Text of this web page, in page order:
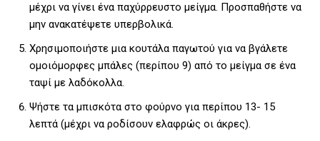
μέχρι να γίνει ένα παχύρρευστο μείγμα. Προσπαθήστε να
μην ανακατέψετε υπερβολικά.
Χρησιμοποιήστε μια κουτάλα παγωτού για να βγάλετε
ομοιόμορφες μπάλες (περίπου 9) από το μείγμα σε ένα
ταψί με λαδόκολλα.
Ψήστε τα μπισκότα στο φούρνο για περίπου 13- 15
λεπτά (μέχρι να ροδίσουν ελαφρώς οι άκρες).